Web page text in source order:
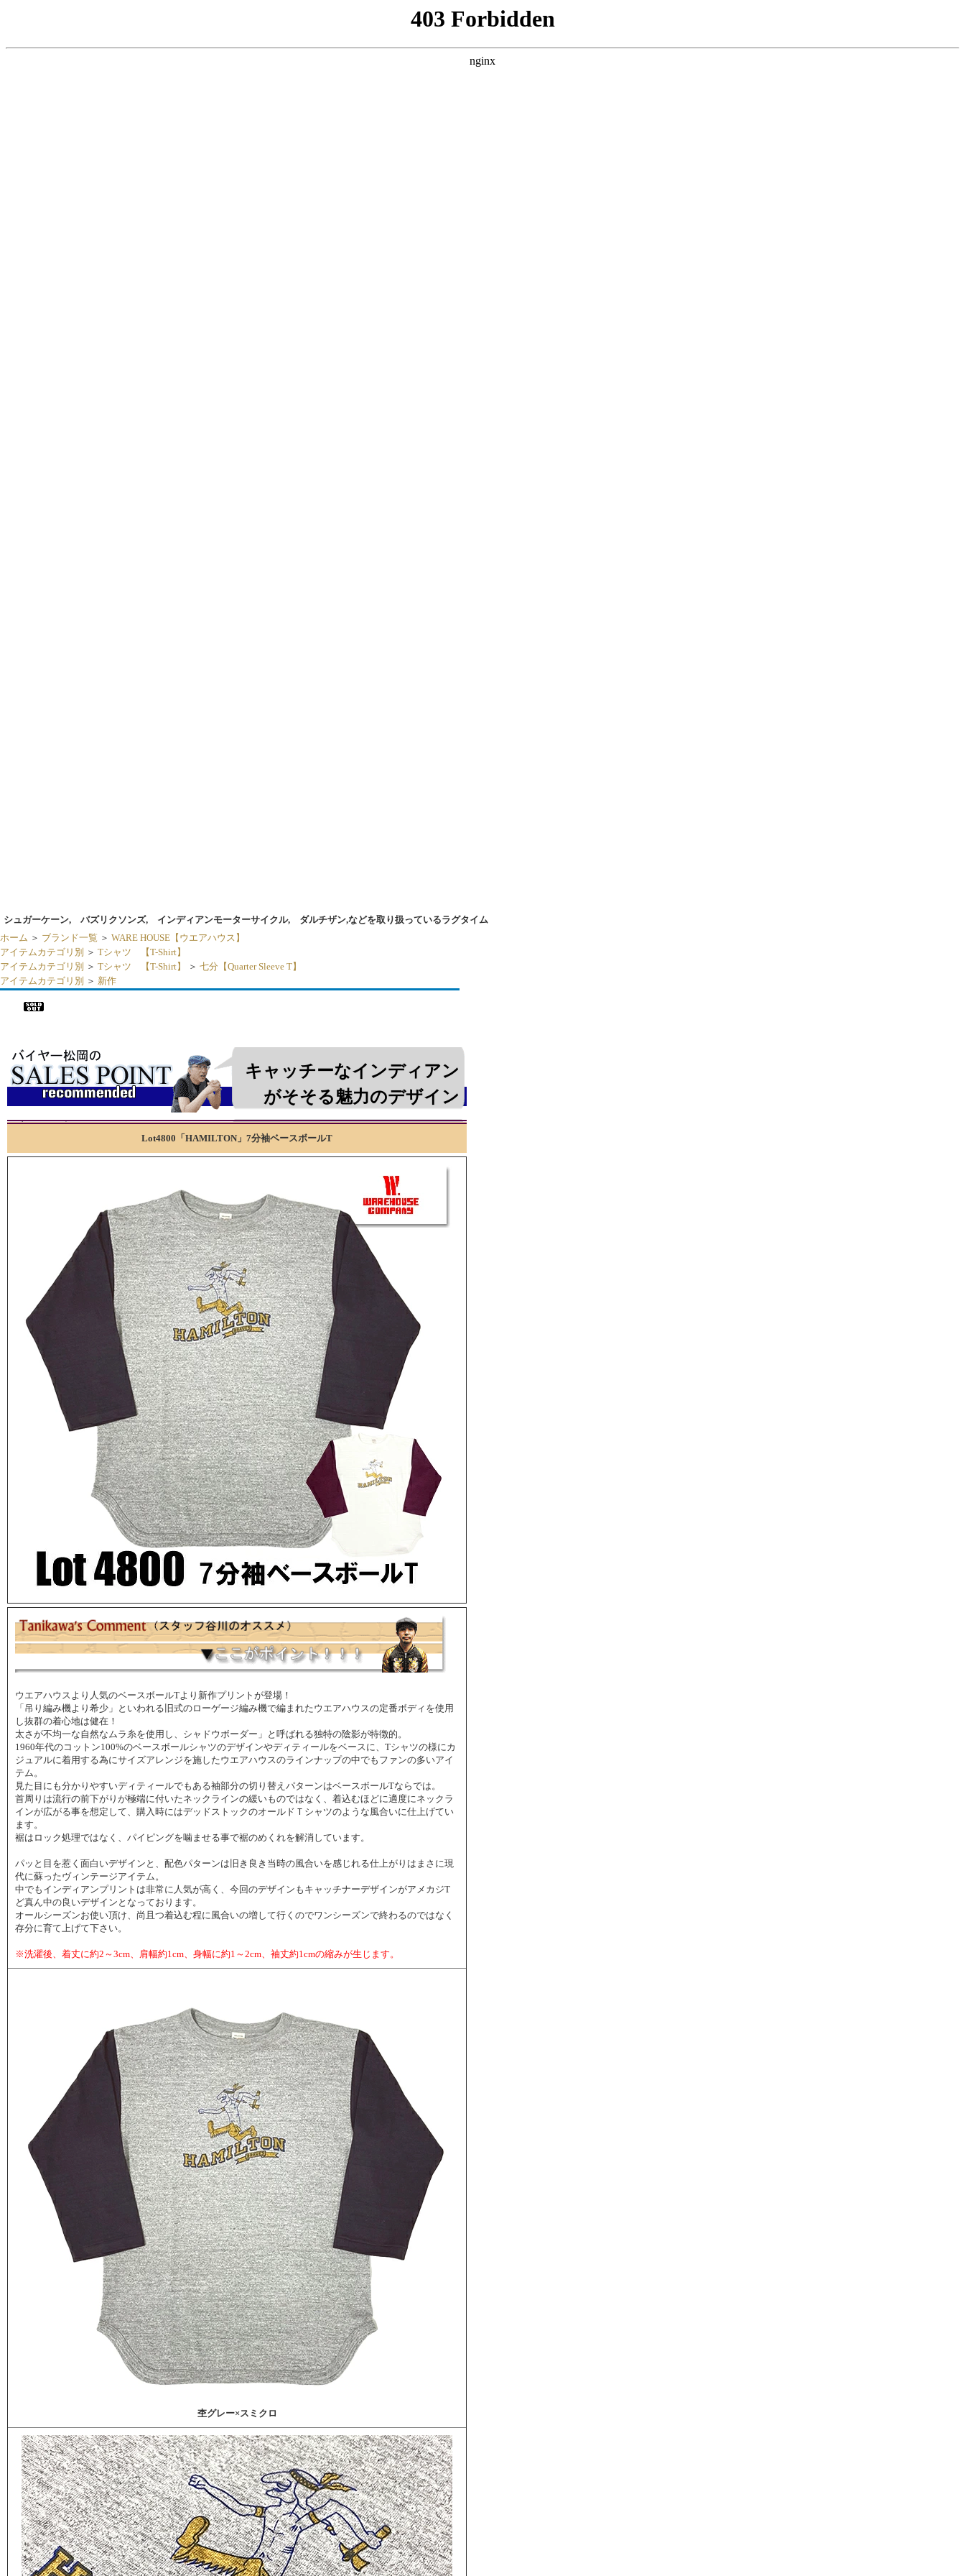
シュガーケーン, バズリクソンズ, インディアンモーターサイクル, ダルチザン,などを取り扱っているラグタイム
ホーム ＞ ブランド一覧 ＞ WARE HOUSE【ウエアハウス】
アイテムカテゴリ別 ＞ Tシャツ 【T-Shirt】
アイテムカテゴリ別 ＞ Tシャツ 【T-Shirt】 ＞ 七分【Quarter Sleeve T】
アイテムカテゴリ別 ＞ 新作
キャッチーなインディアン
がそそる魅力のデザイン
Lot4800「HAMILTON」7分袖ベースボールT
ウエアハウスより人気のベースボールTより新作プリントが登場！
「吊り編み機より希少」といわれる旧式のローゲージ編み機で編まれたウエアハウスの定番ボディを使用
し抜群の着心地は健在！
太さが不均一な自然なムラ糸を使用し、シャドウボーダー」と呼ばれる独特の陰影が特徴的。
1960年代のコットン100%のベースボールシャツのデザインやディティールをベースに、Tシャツの様にカ
ジュアルに着用する為にサイズアレンジを施したウエアハウスのラインナップの中でもファンの多いアイ
テム。
見た目にも分かりやすいディティールでもある袖部分の切り替えパターンはベースボールTならでは。
首周りは流行の前下がりが極端に付いたネックラインの緩いものではなく、着込むほどに適度にネックラ
インが広がる事を想定して、購入時にはデッドストックのオールドＴシャツのような風合いに仕上げてい
ます。
裾はロック処理ではなく、パイピングを噛ませる事で裾のめくれを解消しています。
パッと目を惹く面白いデザインと、配色パターンは旧き良き当時の風合いを感じれる仕上がりはまさに現
代に蘇ったヴィンテージアイテム。
中でもインディアンプリントは非常に人気が高く、今回のデザインもキャッチナーデザインがアメカジT
ど真ん中の良いデザインとなっております。
オールシーズンお使い頂け、尚且つ着込む程に風合いの増して行くのでワンシーズンで終わるのではなく
存分に育て上げて下さい。
※洗濯後、着丈に約2～3cm、肩幅約1cm、身幅に約1～2cm、袖丈約1cmの縮みが生じます。
杢グレー×スミクロ